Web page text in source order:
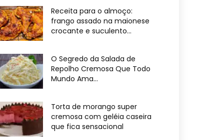
Receita para o almoço:
frango assado na maionese
crocante e suculento...
O Segredo da Salada de
Repolho Cremosa Que Todo
Mundo Ama...
Torta de morango super
cremosa com geléia caseira
que fica sensacional